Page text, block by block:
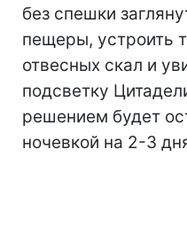
без спешки
пещеры, устроить
отвесных скал и
подсветку
решением будет
ночевкой на 2-3